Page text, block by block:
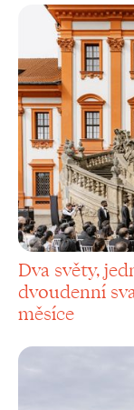
Dva světy,
dvoudenní
měsíce